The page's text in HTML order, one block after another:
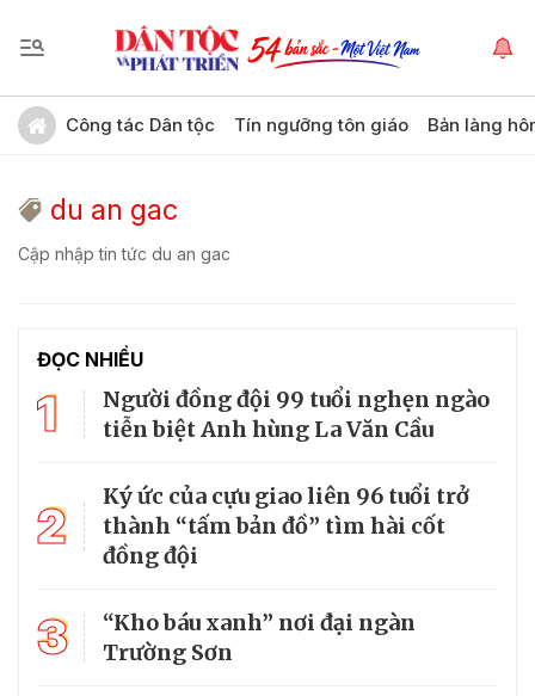
Công tác Dân tộc Tín ngưỡng tôn giáo Bản làng
du an gac
Cập nhập tin tức du an gac
ĐỌC NHIỀU
1
Người đồng đội 99 tuổi nghẹn ngào
tiễn biệt Anh hùng La Văn Cầu
2
Ký ức của cựu giao liên 96 tuổi trở
thành “tấm bản đồ” tìm hài cốt
đồng đội
3
“Kho báu xanh” nơi đại ngàn
Trường Sơn